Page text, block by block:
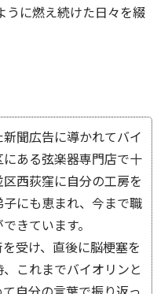
うに燃え続けた日々を綴
聞広告に導かれてバイ
ある弦楽器専門店で十
西荻窪に自分の工房を
にも恵まれ、今まで職
きています。
受け、直後に脳梗塞を
これまでバイオリンと